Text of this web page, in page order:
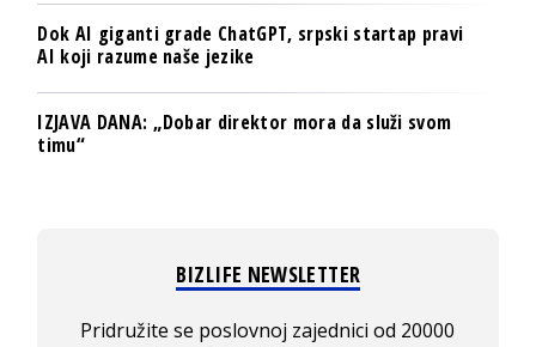
Dok AI giganti grade ChatGPT, srpski startap pravi
AI koji razume naše jezike
IZJAVA DANA: „Dobar direktor mora da služi svom
timu“
BIZLIFE NEWSLETTER
Pridružite se poslovnoj zajednici od 20000